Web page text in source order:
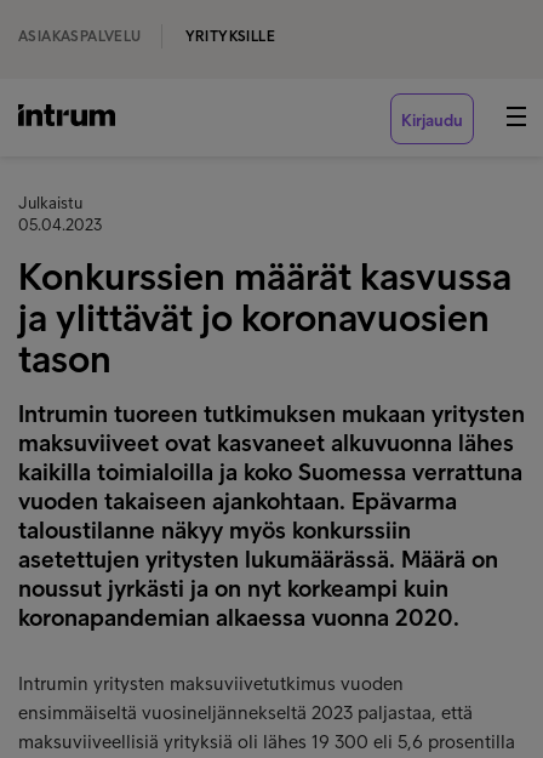
ASIAKASPALVELU YRITYKSILLE
Kirjaudu
Julkaistu
05.04.2023
Konkurssien määrät kasvussa
ja ylittävät jo koronavuosien
tason
Intrumin tuoreen tutkimuksen mukaan yritysten
maksuviiveet ovat kasvaneet alkuvuonna lähes
kaikilla toimialoilla ja koko Suomessa verrattuna
vuoden takaiseen ajankohtaan. Epävarma
taloustilanne näkyy myös konkurssiin
asetettujen yritysten lukumäärässä. Määrä on
noussut jyrkästi ja on nyt korkeampi kuin
koronapandemian alkaessa vuonna 2020.
Intrumin yritysten maksuviivetutkimus vuoden
ensimmäiseltä vuosineljännekseltä 2023 paljastaa, että
maksuviiveellisiä yrityksiä oli lähes 19 300 eli 5,6 prosentilla